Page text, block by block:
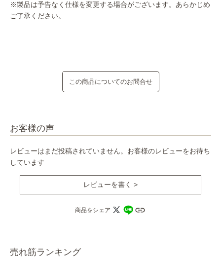
売れ筋ランキング
※製品は予告なく仕様を変更する場合がございます。あらかじめ
ご了承ください。
この商品についてのお問合せ
お客様の声
レビューはまだ投稿されていません。お客様のレビューをお待ち
しています
レビューを書く >
商品をシェア